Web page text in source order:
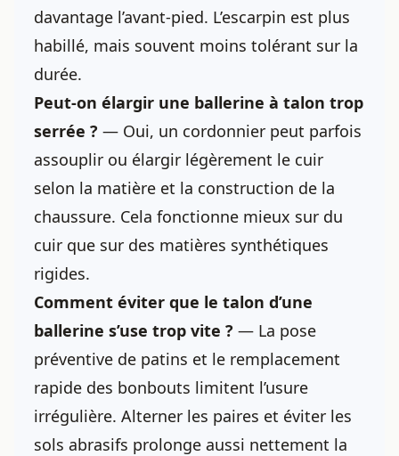
davantage l’avant-pied. L’escarpin est plus
habillé, mais souvent moins tolérant sur la
durée.
Peut-on élargir une ballerine à talon trop
serrée ? — Oui, un cordonnier peut parfois
assouplir ou élargir légèrement le cuir
selon la matière et la construction de la
chaussure. Cela fonctionne mieux sur du
cuir que sur des matières synthétiques
rigides.
Comment éviter que le talon d’une
ballerine s’use trop vite ? — La pose
préventive de patins et le remplacement
rapide des bonbouts limitent l’usure
irrégulière. Alterner les paires et éviter les
sols abrasifs prolonge aussi nettement la